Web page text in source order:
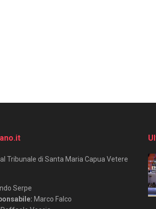
Tribunale di Santa Maria Capua Vetere
Serpe
Marco Falco